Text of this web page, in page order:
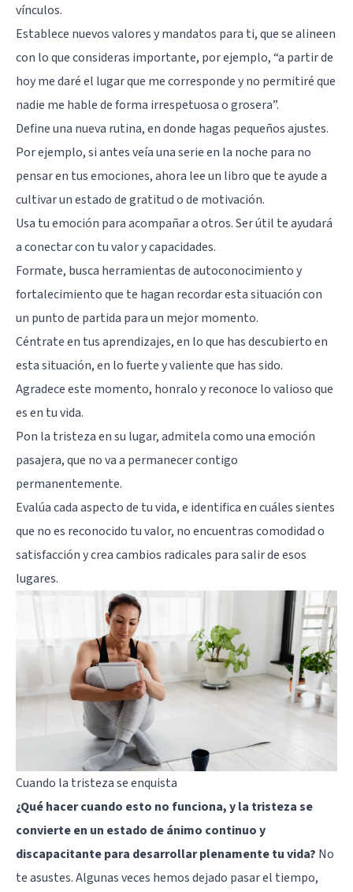
vínculos.
Establece nuevos valores y mandatos para ti, que se alineen
con lo que consideras importante, por ejemplo, “a partir de
hoy me daré el lugar que me corresponde y no permitiré que
nadie me hable de forma irrespetuosa o grosera”.
Define una nueva rutina, en donde hagas pequeños ajustes.
Por ejemplo, si antes veía una serie en la noche para no
pensar en tus emociones, ahora lee un libro que te ayude a
cultivar un estado de gratitud o de motivación.
Usa tu emoción para acompañar a otros. Ser útil te ayudará
a conectar con tu valor y capacidades.
Formate, busca herramientas de autoconocimiento y
fortalecimiento que te hagan recordar esta situación con
un punto de partida para un mejor momento.
Céntrate en tus aprendizajes, en lo que has descubierto en
esta situación, en lo fuerte y valiente que has sido.
Agradece este momento, honralo y reconoce lo valioso que
es en tu vida.
Pon la tristeza en su lugar, admitela como una emoción
pasajera, que no va a permanecer contigo
permanentemente.
Evalúa cada aspecto de tu vida, e identifica en cuáles sientes
que no es reconocido tu valor, no encuentras comodidad o
satisfacción y crea cambios radicales para salir de esos
lugares.
Cuando la tristeza se enquista
¿Qué hacer cuando esto no funciona, y la tristeza se
convierte en un estado de ánimo continuo y
discapacitante para desarrollar plenamente tu vida? No
te asustes. Algunas veces hemos dejado pasar el tiempo,